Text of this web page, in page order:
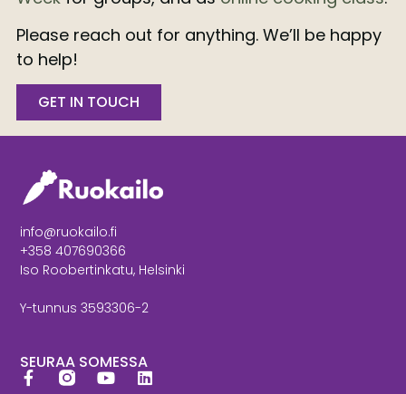
Please reach out for anything. We’ll be happy
to help!
GET IN TOUCH
info@ruokailo.fi
+358 407690366
Iso Roobertinkatu, Helsinki
Y-tunnus 3593306-2
SEURAA SOMESSA